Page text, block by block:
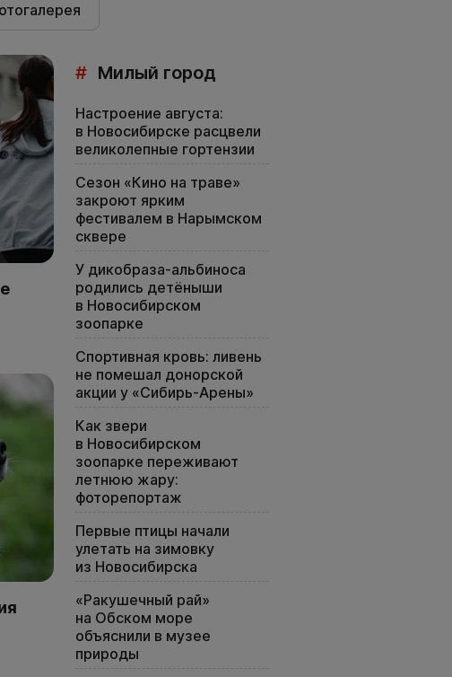
# Милый город
Настроение августа:
в Новосибирске расцвели
великолепные гортензии
Сезон «Кино на траве»
закроют ярким
фестивалем в Нарымском
сквере
У дикобраза-альбиноса
родились детёныши
в Новосибирском
зоопарке
Спортивная кровь: ливень
не помешал донорской
акции у «Сибирь-Арены»
Как звери
в Новосибирском
зоопарке переживают
летнюю жару:
фоторепортаж
Первые птицы начали
улетать на зимовку
из Новосибирска
«Ракушечный рай»
на Обском море
объяснили в музее
природы